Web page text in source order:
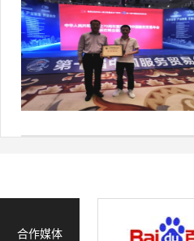
合作媒体